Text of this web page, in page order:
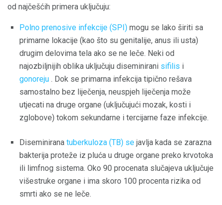
od najčešćih primera uključuju:
Polno prenosive infekcije (SPI) mogu se lako širiti sa
primarne lokacije (kao što su genitalije, anus ili usta)
drugim delovima tela ako se ne leče. Neki od
najozbiljnijih oblika uključuju diseminirani sifilis i
gonoreju . Dok se primarna infekcija tipično rešava
samostalno bez liječenja, neuspjeh liječenja može
utjecati na druge organe (uključujući mozak, kosti i
zglobove) tokom sekundarne i tercijarne faze infekcije.
Diseminirana tuberkuloza (TB) se javlja kada se zarazna
bakterija proteže iz pluća u druge organe preko krvotoka
ili limfnog sistema. Oko 90 procenata slučajeva uključuje
višestruke organe i ima skoro 100 procenta rizika od
smrti ako se ne leče.